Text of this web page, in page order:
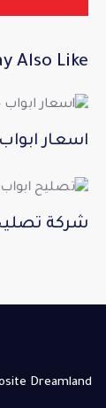
Also Like
اسعار
شركة
Dreamland